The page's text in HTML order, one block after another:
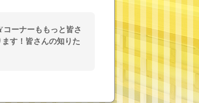
ーナーももっと皆さ
す！皆さんの知りた